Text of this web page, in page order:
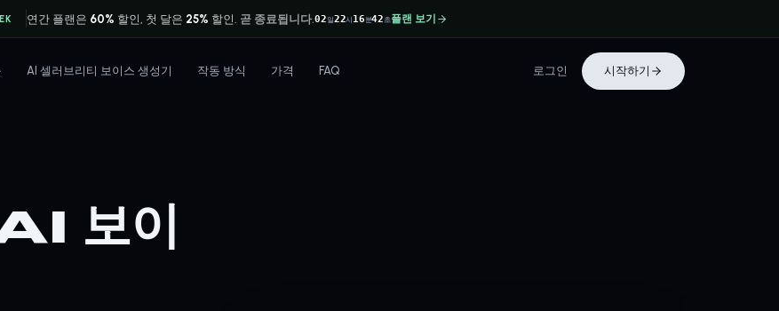
연간 플랜은 60% 할인, 첫 달은 25% 할인. 곧 종료됩니다.02일22시 16분42 초플랜 보기
AI 셀러브리티 보이스 생성기 작동 방식 가격 FAQ 로그인 시작하기
보이